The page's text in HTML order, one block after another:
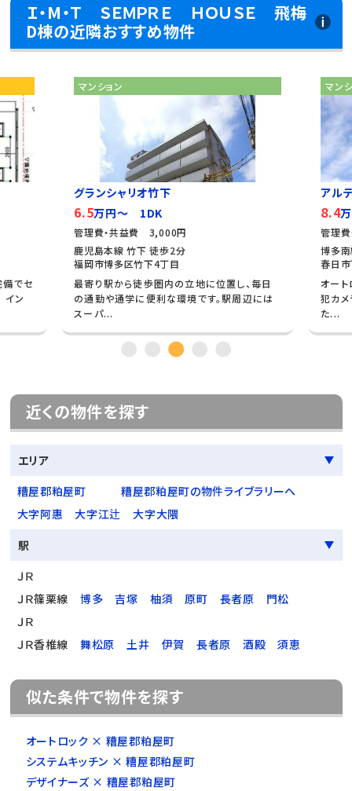
Ｉ・M・Ｔ ＳＥＭＰＲＥ ＨＯＵＳＥ 飛梅
D棟の近隣おすすめ物件
でセ
イン
マンション
グランシャリオ竹下
6.5万円～ 1DK
管理費・共益費 3,000円
鹿児島本線 竹下 徒歩2分
福岡市博多区竹下4丁目
最寄り駅から徒歩圏内の立地に位置し、毎日
の通勤や通学に便利な環境です。駅周辺には
スーパ...
マン
アル
8.4
管理
博多
春日
オート
犯カメ
た...
近くの物件を探す
エリア
糟屋郡粕屋町
糟屋郡粕屋町の物件ライブラリーへ
大字阿惠
大字江辻
大字大隈
駅
ＪＲ
ＪＲ篠栗線
博多 吉塚 柚須 原町 長者原
門松
ＪＲ
ＪＲ香椎線
舞松原 土井 伊賀 長者原 酒殿 須恵
似た条件で物件を探す
オートロック × 糟屋郡粕屋町
システムキッチン × 糟屋郡粕屋町
デザイナーズ × 糟屋郡粕屋町